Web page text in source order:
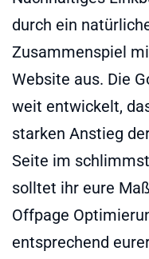
durch ein
Zusammenspiel
Website aus. Die
weit entwickelt,
starken Anstieg
Seite im
solltet ihr eure
Offpage
entsprechend